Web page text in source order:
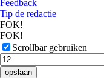
Feedback
Tip de redactie
FOK!
FOK!
Scrollbar gebruiken
opslaan